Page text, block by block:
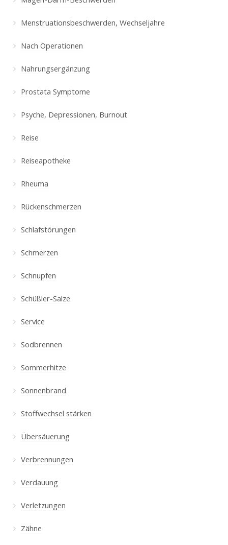
Menstruationsbeschwerden, Wechseljahre
Nach Operationen
Nahrungsergänzung
Prostata Symptome
Psyche, Depressionen, Burnout
Reise
Reiseapotheke
Rheuma
Rückenschmerzen
Schlafstörungen
Schmerzen
Schnupfen
Schüßler-Salze
Service
Sodbrennen
Sommerhitze
Sonnenbrand
Stoffwechsel stärken
Übersäuerung
Verbrennungen
Verdauung
Verletzungen
Zähne